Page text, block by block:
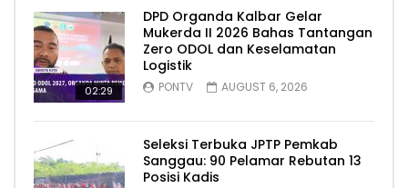
02:29
DPD Organda Kalbar Gelar
Mukerda II 2026 Bahas Tantangan
Zero ODOL dan Keselamatan
Logistik
PONTV AUGUST 6, 2026
Seleksi Terbuka JPTP Pemkab
Sanggau: 90 Pelamar Rebutan 13
Posisi Kadis